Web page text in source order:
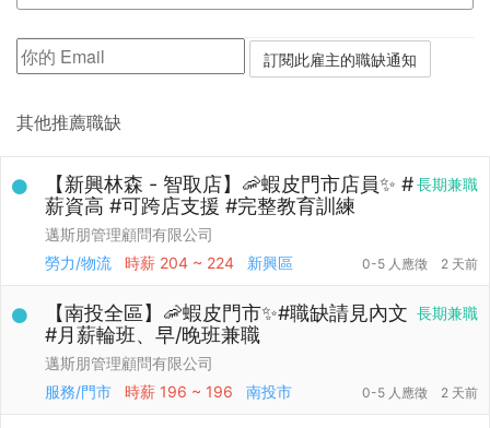
其他推薦職缺
長期兼職
【新興林森 - 智取店】🦐蝦皮門市店員✨ #
薪資高 #可跨店支援 #完整教育訓練
邁斯朋管理顧問有限公司
勞力/物流
時薪 204 ~ 224 新興區 0-5 人應徵 2 天前
長期兼職
【南投全區】🦐蝦皮門市✨#職缺請見內文
#月薪輪班、早/晚班兼職
邁斯朋管理顧問有限公司
服務/門市
時薪 196 ~ 196 南投市 0-5 人應徵 2 天前